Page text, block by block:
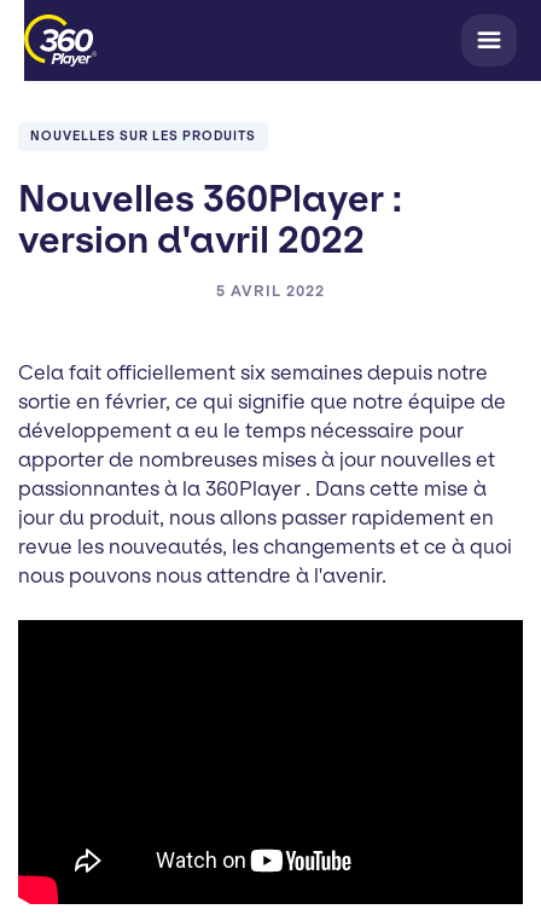
NOUVELLES SUR LES PRODUITS
Nouvelles 360Player :
version d'avril 2022
5 AVRIL 2022
Cela fait officiellement six semaines depuis notre
sortie en février, ce qui signifie que notre équipe de
développement a eu le temps nécessaire pour
apporter de nombreuses mises à jour nouvelles et
passionnantes à la 360Player . Dans cette mise à
jour du produit, nous allons passer rapidement en
revue les nouveautés, les changements et ce à quoi
nous pouvons nous attendre à l'avenir.